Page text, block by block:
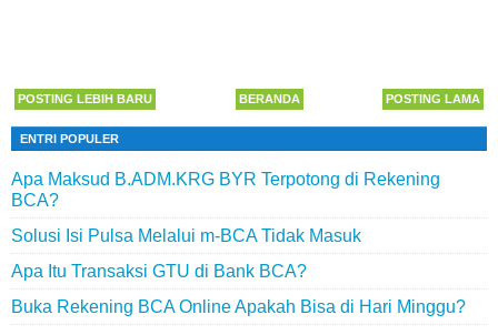
POSTING LEBIH BARU POSTING LAMA
BERANDA
ENTRI POPULER
Apa Maksud B.ADM.KRG BYR Terpotong di Rekening
BCA?
Solusi Isi Pulsa Melalui m-BCA Tidak Masuk
Apa Itu Transaksi GTU di Bank BCA?
Buka Rekening BCA Online Apakah Bisa di Hari Minggu?